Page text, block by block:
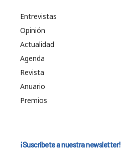
Entrevistas
Opinión
Actualidad
Agenda
Revista
Anuario
Premios
¡Suscríbete a nuestra newsletter!